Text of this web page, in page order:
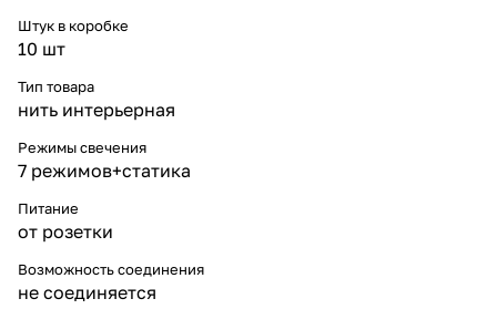
Штук в коробке
10 шт
Тип товара
нить интерьерная
Режимы свечения
7 режимов+статика
Питание
от розетки
Возможность соединения
не соединяется